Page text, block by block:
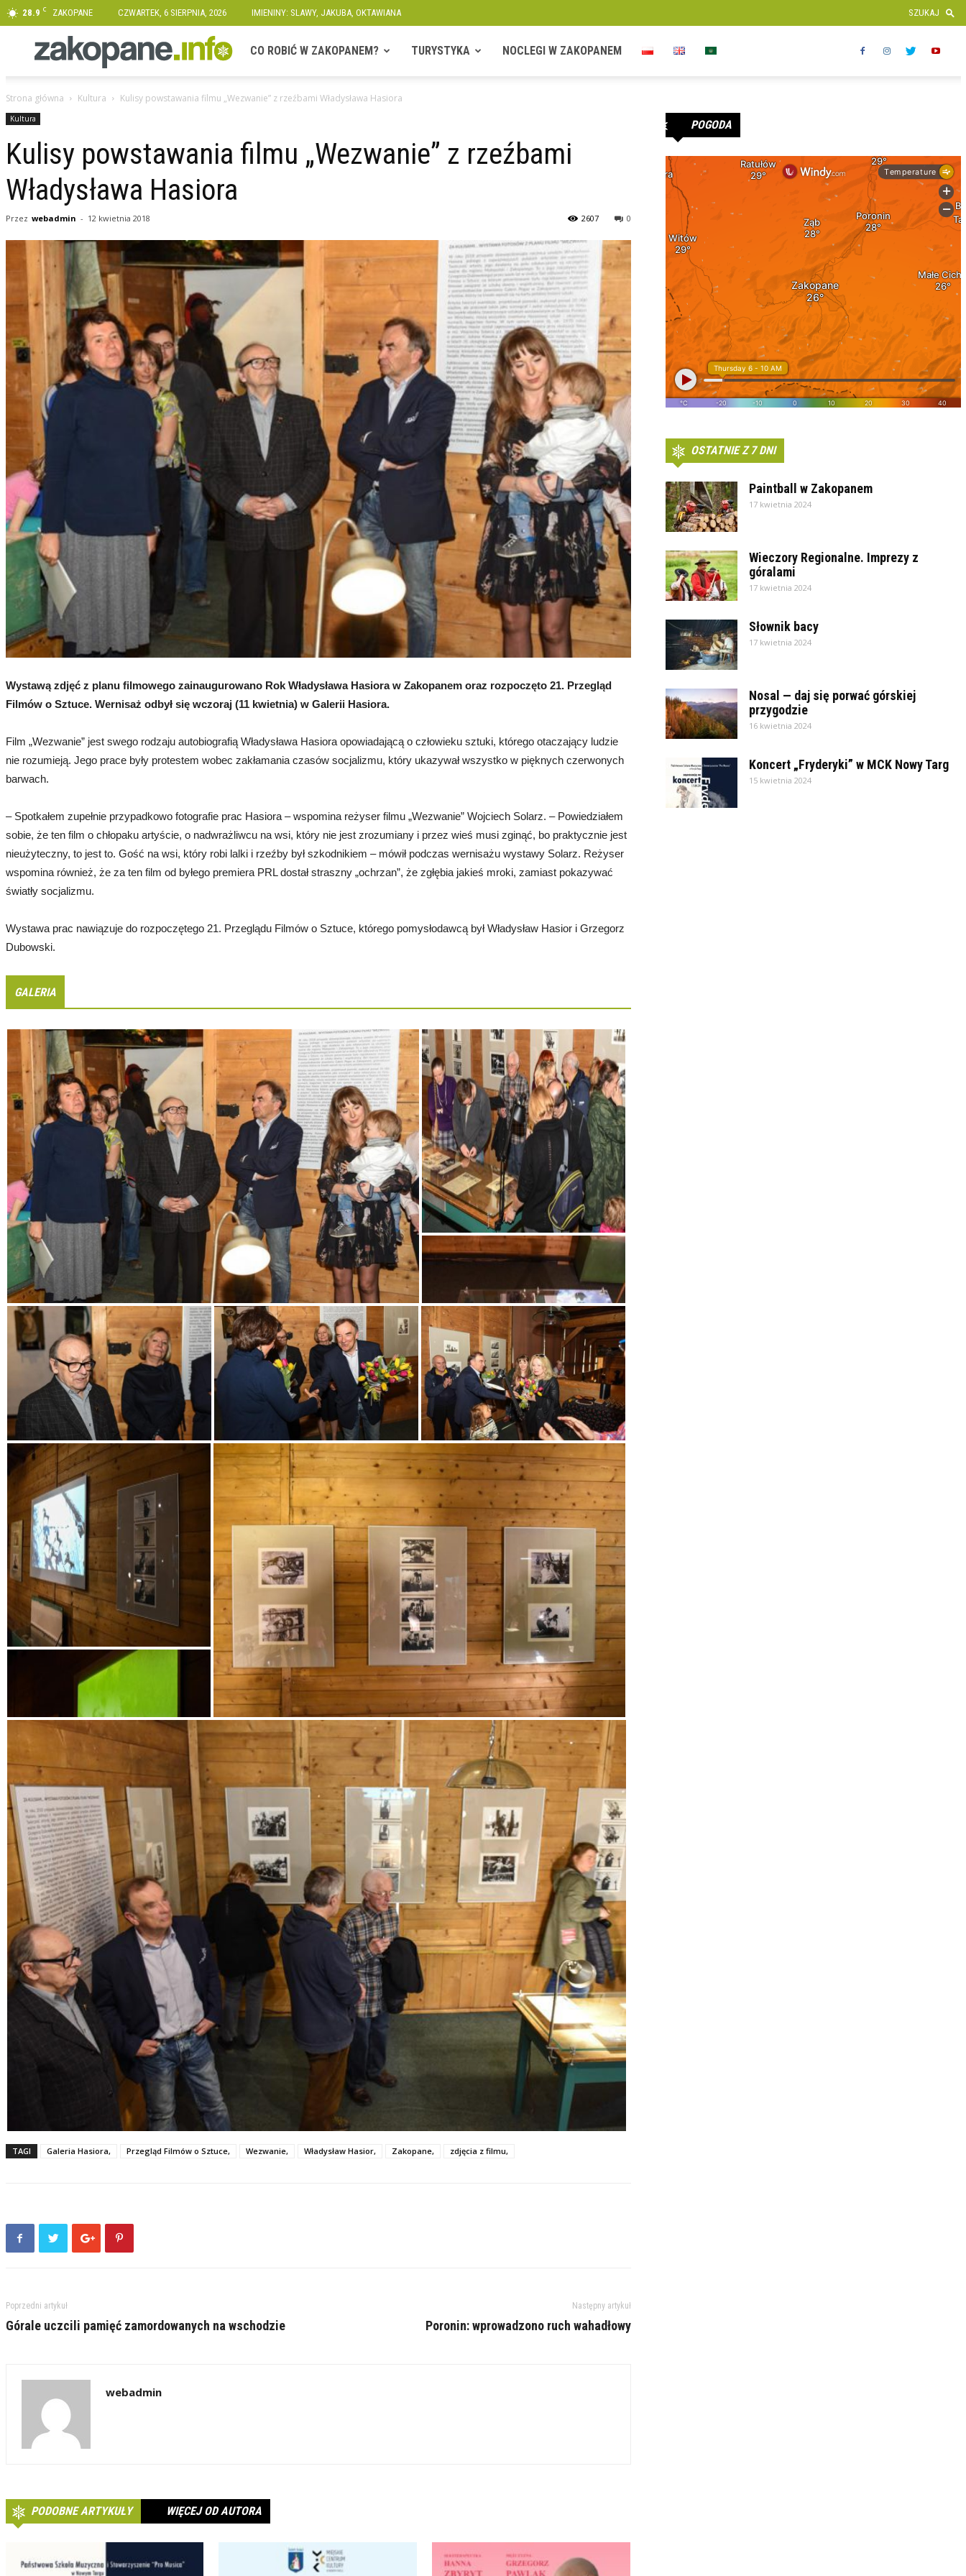
28.9 C ZAKOPANE CZWARTEK, 6 SIERPNIA, 2026 IMIENINY: SLAWY, JAKUBA, OKTAWIANA
Zakopane.info
CO ROBIĆ W ZAKOPANEM? TURYSTYKA NOCLEGI W ZAKOPANEM
Strona główna Kultura Kulisy powstawania filmu „Wezwanie” z rzeźbami Władysława Hasiora
Kultura
Kulisy powstawania filmu „Wezwanie” z rzeźbami
Władysława Hasiora
Przez webadmin - 12 kwietnia 2018 0
2607
Wystawą zdjęć z planu filmowego zainaugurowano Rok Władysława Hasiora w Zakopanem oraz rozpoczęto 21. Przegląd
Filmów o Sztuce. Wernisaż odbył się wczoraj (11 kwietnia) w Galerii Hasiora.
Film „Wezwanie” jest swego rodzaju autobiografią Władysława Hasiora opowiadającą o człowieku sztuki, którego otaczający ludzie
nie rozumieją. Jego prace były protestem wobec zakłamania czasów socjalizmu, który ukazywał wszystko w pięknych czerwonych
barwach.
– Spotkałem zupełnie przypadkowo fotografie prac Hasiora – wspomina reżyser filmu „Wezwanie” Wojciech Solarz. – Powiedziałem
sobie, że ten film o chłopaku artyście, o nadwrażliwcu na wsi, który nie jest zrozumiany i przez wieś musi zginąć, bo praktycznie jest
nieużyteczny, to jest to. Gość na wsi, który robi lalki i rzeźby był szkodnikiem – mówił podczas wernisażu wystawy Solarz. Reżyser
wspomina również, że za ten film od byłego premiera PRL dostał straszny „ochrzan”, że zgłębia jakieś mroki, zamiast pokazywać
światły socjalizmu.
Wystawa prac nawiązuje do rozpoczętego 21. Przeglądu Filmów o Sztuce, którego pomysłodawcą był Władysław Hasior i Grzegorz
Dubowski.
GALERIA
TAGI Galeria Hasiora, Przegląd Filmów o Sztuce, Wezwanie, Władysław Hasior, Zakopane, zdjęcia z filmu,
Poprzedni artykuł
Górale uczcili pamięć zamordowanych na wschodzie
Następny artykuł
Poronin: wprowadzono ruch wahadłowy
webadmin
PODOBNE ARTYKUŁY WIĘCEJ OD AUTORA
POGODA
OSTATNIE Z 7 DNI
Paintball w Zakopanem
17 kwietnia 2024
Wieczory Regionalne. Imprezy z
góralami
17 kwietnia 2024
Słownik bacy
17 kwietnia 2024
Nosal — daj się porwać górskiej
przygodzie
16 kwietnia 2024
Koncert „Fryderyki” w MCK Nowy Targ
15 kwietnia 2024